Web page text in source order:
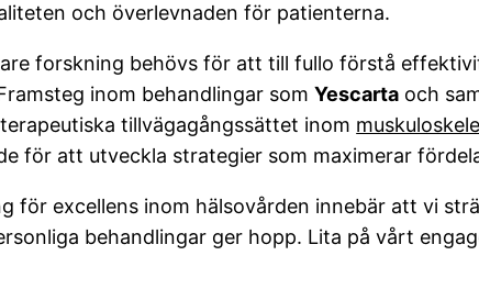
och överlevnaden för patienterna.
forskning behövs för att till fullo förstå
inom behandlingar somYescarta och
tillvägagångssättet inom
för att utveckla strategier som maximerar
för excellens inom hälsovården innebär att vi
behandlingar ger hopp. Lita på vårt